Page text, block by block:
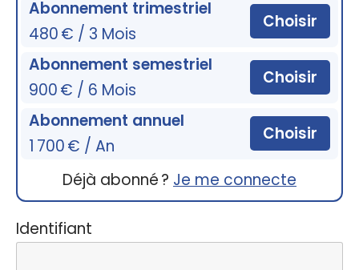
Abonnement trimestriel
480 € / 3 Mois
Choisir
Abonnement semestriel
900 € / 6 Mois
Choisir
Abonnement annuel
1 700 € / An
Choisir
Déjà abonné ? Je me connecte
Identifiant